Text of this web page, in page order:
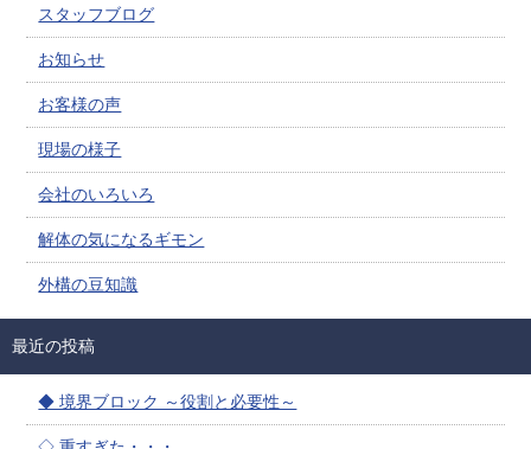
スタッフブログ
お知らせ
お客様の声
現場の様子
会社のいろいろ
解体の気になるギモン
外構の豆知識
最近の投稿
◆ 境界ブロック ～役割と必要性～